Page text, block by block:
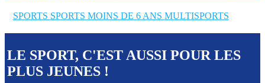
SPORTS SPORTS MOINS DE 6 ANS MULTISPORTS
LE SPORT, C'EST AUSSI POUR LES
PLUS JEUNES !